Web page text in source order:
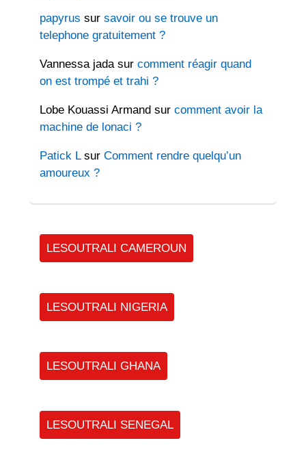
papyrus sur savoir ou se trouve un
telephone gratuitement ?
Vannessa jadasur comment réagir quand
on est trompé et trahi ?
Lobe Kouassi Armand sur comment avoir la
machine de lonaci ?
Patick Lsur Comment rendre quelqu’un
amoureux ?
LESOUTRALI CAMEROUN
LESOUTRALI NIGERIA
LESOUTRALI GHANA
LESOUTRALI SENEGAL